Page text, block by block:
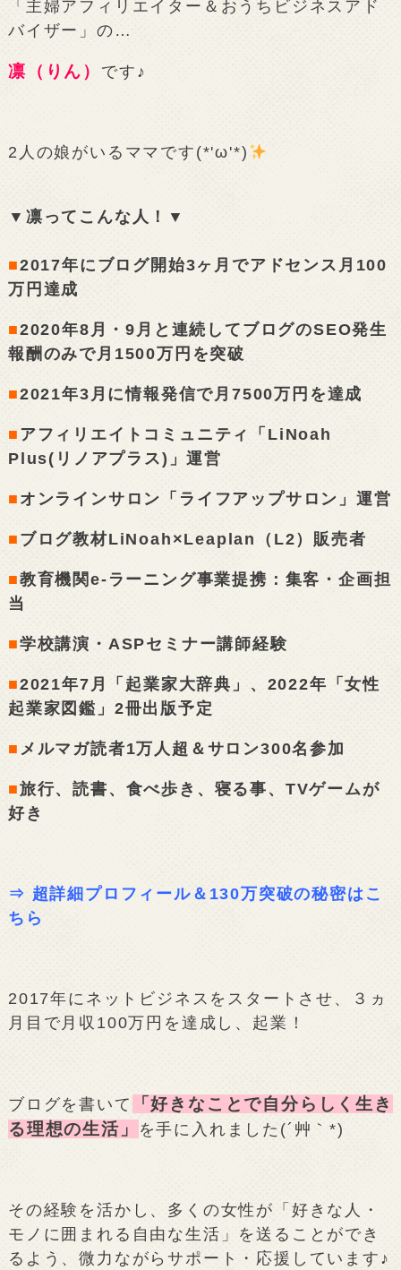
「主婦アフィリエイター＆おうちビジネスアド
バイザー」の…
凛（りん） です♪
2人の娘がいるママです(*'ω'*)
▼凛ってこんな人！▼
■2017年にブログ開始3ヶ月でアドセンス月100
万円達成
■2020年8月・9月と連続してブログのSEO発生
報酬のみで月1500万円を突破
■2021年3月に情報発信で月7500万円を達成
■ アフィリエイトコミュニティ「LiNoah
Plus(リノアプラス)」運営
■ オンラインサロン「ライフアップサロン」運営
■ ブログ教材LiNoah×Leaplan（L2）販売者
■教育機関e-ラーニング事業提携：集客・企画担
当
■学校講演・ASPセミナー講師経験
■2021年7月「起業家大辞典」、2022年「女性
起業家図鑑」2冊出版予定
■ メルマガ読者1万人超＆サロン300名参加
■旅行、読書、食べ歩き、寝る事、TVゲームが
好き
⇒ 超詳細プロフィール＆130万突破の秘密はこ
ちら
2017年にネットビジネスをスタートさせ、３ヵ
月目で月収100万円を達成し、起業！
ブログを書いて
「好きなことで自分らしく生き
る理想の生活」
を手に入れました(´艸｀*)
その経験を活かし、多くの女性が「好きな人・
モノに囲まれる自由な生活」を送ることができ
るよう、微力ながらサポート・応援しています♪